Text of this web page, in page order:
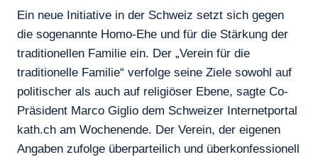
Ein neue Initiative in der Schweiz setzt sich gegen
die sogenannte Homo-Ehe und für die Stärkung der
traditionellen Familie ein. Der „Verein für die
traditionelle Familie“ verfolge seine Ziele sowohl auf
politischer als auch auf religiöser Ebene, sagte Co-
Präsident Marco Giglio dem Schweizer Internetportal
kath.ch am Wochenende. Der Verein, der eigenen
Angaben zufolge überparteilich und überkonfessionell